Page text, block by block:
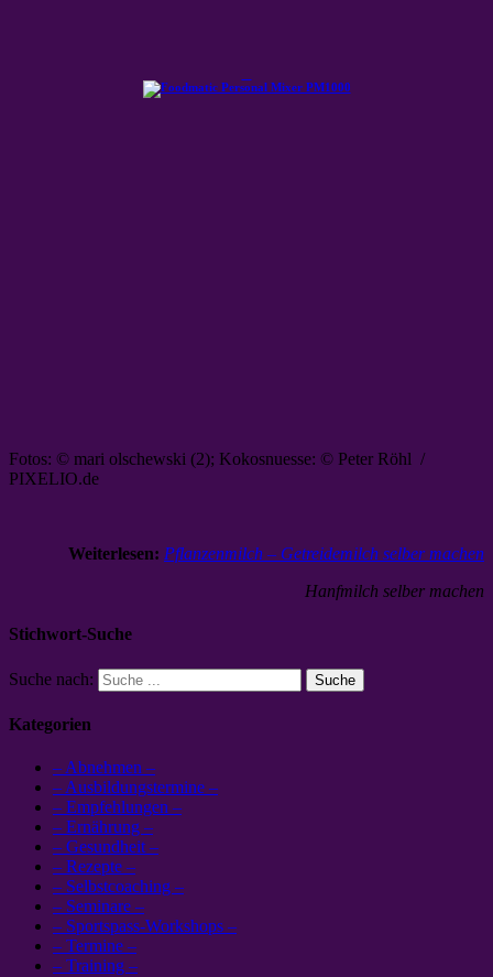
Fotos: © mari olschewski (2); Kokosnuesse: © Peter Röhl /
PIXELIO.de
Weiterlesen: Pflanzenmilch – Getreidemilch selber machen
Hanfmilch selber machen
Stichwort-Suche
Suche nach:
Kategorien
– Abnehmen –
– Ausbildungstermine –
– Empfehlungen –
– Ernährung –
– Gesundheit –
– Rezepte –
– Selbstcoaching –
– Seminare –
– Sportspass-Workshops –
– Termine –
– Training –